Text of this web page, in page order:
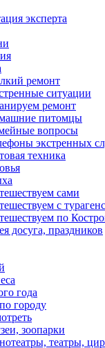
эксперта
ремонт
ситуации
ремонт
питомцы
вопросы
экстренных
техника
сами
с
по
досуга, праздников
года
городу
зоопарки
театры,